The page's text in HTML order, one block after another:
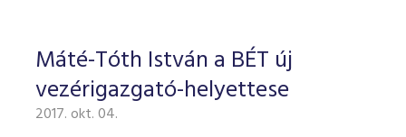
Jelzáloglevél indexek
Vállalati kötvény indexek
Azonnali Piac
Részvények
Származékos piac
Részvény szekció
Hitelpapír szekció
BÉT szabályzatok
Befektetővédelem
Alkalmazott díjstruktúra
Elszámolás
Részvény és vállalati kötvény tőzsdei bevezetését
program
BÉT Xtend - Részvénypiac egyszerűen
TŐZSDETAGOK
Tőzsdetagok, üzletkötők
VENDOROK
Máté-Tóth István a BÉT új
vezérigazgató-helyettese
2017. okt. 04.